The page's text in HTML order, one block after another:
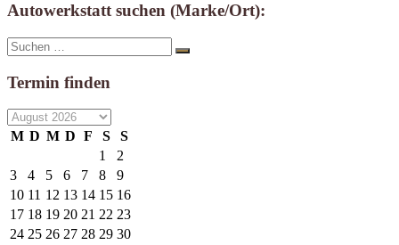
Autowerkstatt suchen (Marke/Ort):
Suche
nach:
Suchen
Termin finden
M D M D F S
S
1
2
3
4 5 6 7 8
9
10 11 12 13 14 15 16
17 18 19 20 21 22 23
24 25 26 27 28 29 30